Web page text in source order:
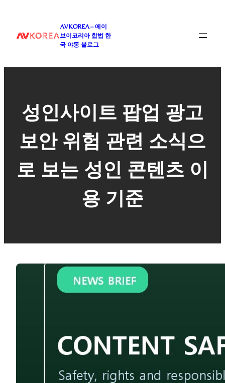
로
AVKOREA – 에이
브이코리아 합법 한
국 야동 블로그
성인사이트 팝업 광고
보안 위험 관련 소식으
로 보는 성인 콘텐츠 이
용 기준